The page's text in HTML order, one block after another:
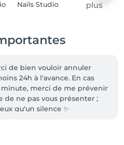
plus
de bien vouloir annuler
24h à l'avance. En cas
merci de me prévenir
ne pas vous présenter ;
qu'un silence ✨